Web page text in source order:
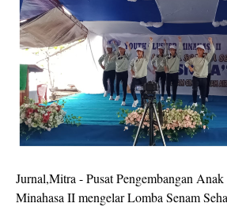
Jurnal,Mitra - Pusat Pengembangan
Minahasa II mengelar Lomba Senam